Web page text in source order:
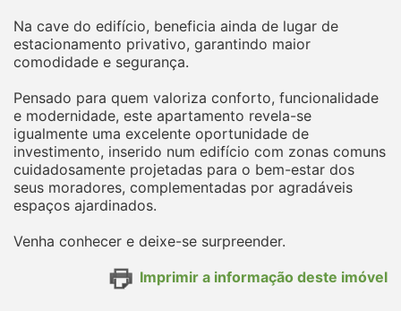
Na cave do edifício, beneficia ainda de lugar de
estacionamento privativo, garantindo maior
comodidade e segurança.
Pensado para quem valoriza conforto, funcionalidade
e modernidade, este apartamento revela-se
igualmente uma excelente oportunidade de
investimento, inserido num edifício com zonas comuns
cuidadosamente projetadas para o bem-estar dos
seus moradores, complementadas por agradáveis
espaços ajardinados.
Venha conhecer e deixe-se surpreender.
Imprimir a informação deste imóvel